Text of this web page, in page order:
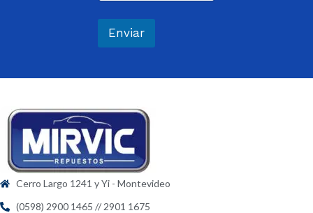
*
r
r
o
t
r
ó
n
i
c
o
*
Enviar
Cerro Largo 1241 y Yi - Montevideo
(0598) 2900 1465 // 2901 1675